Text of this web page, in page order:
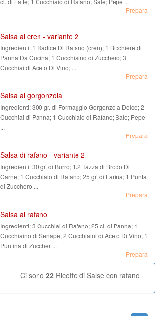
cl. di Latte; 1 Cucchiaio di Rafano; Sale; Pepe ...
Prepara
Salsa al cren - variante 2
Ingredienti: 1 Radice Di Rafano (cren); 1 Bicchiere di
Panna Da Cucina; 1 Cucchiaino di Zucchero; 3
Cucchiai di Aceto Di Vino; ...
Prepara
Salsa al gorgonzola
Ingredienti:300 gr. di Formaggio Gorgonzola Dolce; 2
Cucchiai di Panna; 1 Cucchiaio di Rafano; Sale; Pepe
...
Prepara
Salsa di rafano - variante 2
Ingredienti:30 gr. di Burro; 1/2 Tazza di Brodo Di
Carne; 1 Cucchiaio di Rafano; 25 gr. di Farina; 1 Punta
di Zucchero ...
Prepara
Salsa al rafano
Ingredienti:3 Cucchiai di Rafano; 25 cl. di Panna; 1
Cucchiaino di Senape; 2 Cucchiaini di Aceto Di Vino; 1
Puntina di Zuccher ...
Prepara
Ci sono 22 Ricette di Salse con rafano